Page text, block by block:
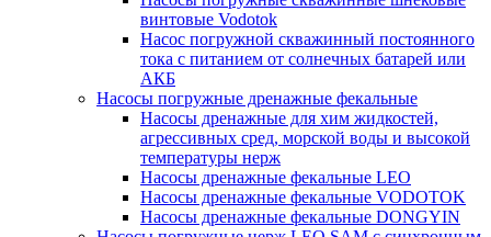
винтовые Vodotok
Насос погружной скважинный постоянного
тока с питанием от солнечных батарей или
АКБ
Насосы погружные дренажные фекальные
Насосы дренажные для хим жидкостей,
агрессивных сред, морской воды и высокой
температуры нерж
Насосы дренажные фекальные LEO
Насосы дренажные фекальные VODOTOK
Насосы дренажные фекальные DONGYIN